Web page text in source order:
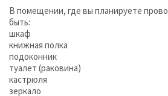
В помещении, где вы планируете
быть:
шкаф
книжная полка
подоконник
туалет (раковина)
кастрюля
зеркало